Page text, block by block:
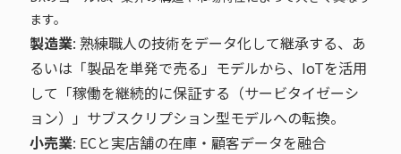
ます。
製造業: 熟練職人の技術をデータ化して継承する、あ
るいは「製品を単発で売る」モデルから、IoTを活用
して「稼働を継続的に保証する（サービタイゼーシ
ョン）」サブスクリプション型モデルへの転換。
小売業: ECと実店舗の在庫・顧客データを融合